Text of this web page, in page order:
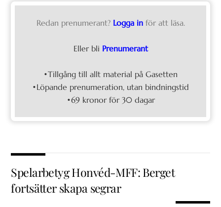
Redan prenumerant? Logga in för att läsa.
Eller bli Prenumerant
•Tillgång till allt material på Gasetten
•Löpande prenumeration, utan bindningstid
•69 kronor för 30 dagar
Spelarbetyg Honvéd-MFF: Berget
fortsätter skapa segrar